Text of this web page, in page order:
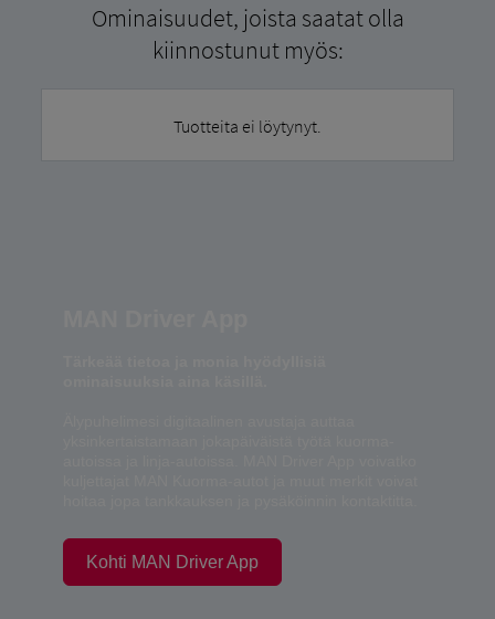
Ominaisuudet, joista saatat olla
kiinnostunut myös:
Tuotteita ei löytynyt.
Kohti MAN Driver App